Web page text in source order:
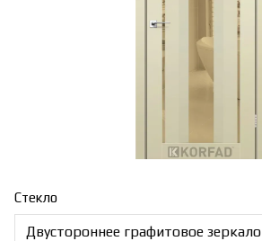
Стекло
Двустороннее графитовое зеркало